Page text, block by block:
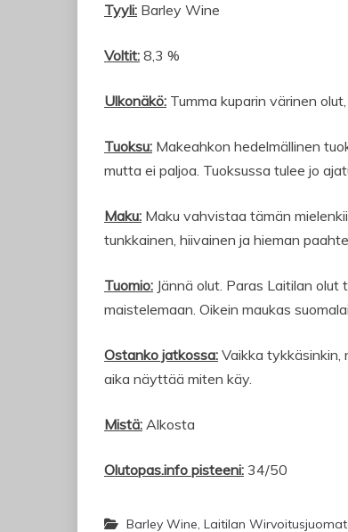
Tyyli: Barley Wine
Voltit: 8,3 %
Ulkonäkö: Tumma kuparin värinen
Tuoksu: Makeahkon hedelmällinen
mutta ei paljoa. Tuoksussa tulee jo
Maku: Maku vahvistaa tämän
tunkkainen, hiivainen ja hieman
Tuomio: Jännä olut. Paras Laitilan
maistelemaan. Oikein maukas
Ostanko jatkossa: Vaikka
aika näyttää miten käy.
Mistä: Alkosta
Olutopas.info pisteeni: 34/50
Barley Wine, Laitilan